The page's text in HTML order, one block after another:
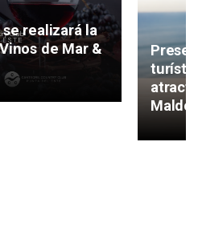
se realizará la
de Mar &